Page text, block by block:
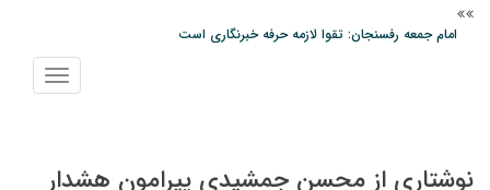
امام جمعه رفسنجان: تقوا لازمه حرفه خبرنگاری است
پیش‌بینی هواشناسی برای استان کرمان؛ از وزش باد و گردوخاک تا رگبار و رعدوبرق
نمایش
منو
نوشتاری از محسن جمشیدی پیرامون هشدار